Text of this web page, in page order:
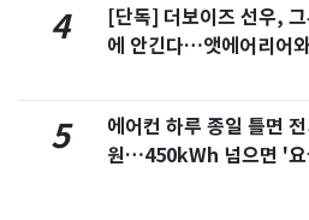
4
[단독] 더보이즈 선우,
에 안긴다…앳에어리어
5
에어컨 하루 종일 틀면
원…450kWh 넘으면 '요